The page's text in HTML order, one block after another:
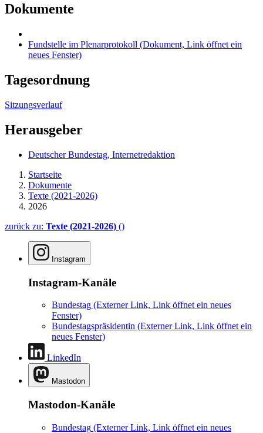
Dokumente
Fundstelle im Plenarprotokoll (Dokument, Link öffnet ein
neues Fenster)
Tagesordnung
Sitzungsverlauf
Herausgeber
Deutscher Bundestag, Internetredaktion
Startseite
Dokumente
Texte (2021-2026)
2026
zurück zu: Texte (2021-2026) ()
Instagram
Instagram-Kanäle
Bundestag (Externer Link, Link öffnet ein neues
Fenster)
Bundestagspräsidentin (Externer Link, Link öffnet ein
neues Fenster)
LinkedIn
Mastodon
Mastodon-Kanäle
Bundestag (Externer Link, Link öffnet ein neues